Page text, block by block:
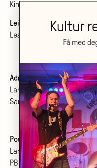
Kinoprogram:
Leie lokale?
Les om konferanser og
Adresse:
Larvik kulturhus Bølgen KF
Sanden 2, 3264 Larvik
Postadresse:
Larvik kulturhus Bølgen KF
PB 2020, 3255 Larvik
Kultur
Få med